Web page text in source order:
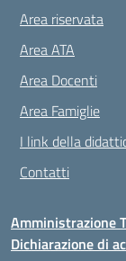
Area riservata
Area ATA
Area Docenti
Area Famiglie
I link della
Contatti
Amministrazione
Dichiarazione di